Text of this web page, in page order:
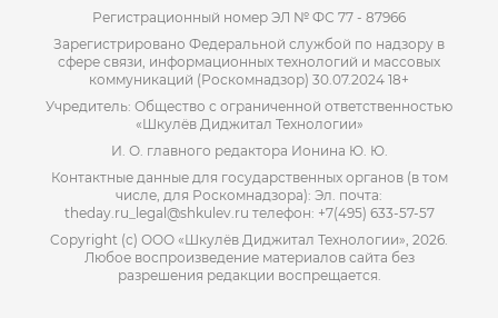
Регистрационный номер ЭЛ № ФС 77 - 87966
Зарегистрировано Федеральной службой по надзору в
сфере связи, информационных технологий и массовых
коммуникаций (Роскомнадзор) 30.07.2024 18+
Учредитель: Общество с ограниченной ответственностью
«Шкулёв Диджитал Технологии»
И. О. главного редактора Ионина Ю. Ю.
Контактные данные для государственных органов (в том
числе, для Роскомнадзора): Эл. почта:
theday.ru_legal@shkulev.ru телефон: +7(495) 633-57-57
Copyright (с) ООО «Шкулёв Диджитал Технологии», 2026.
Любое воспроизведение материалов сайта без
разрешения редакции воспрещается.